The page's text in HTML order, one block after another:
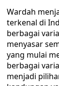
Wardah
terkenal di
berbagai
menyasar
yang mulai
berbagai
menjadi